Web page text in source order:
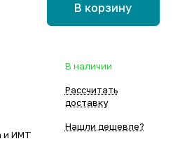
и ИМТ
В корзину
В наличии
Рассчитать
доставку
Нашли дешевле?